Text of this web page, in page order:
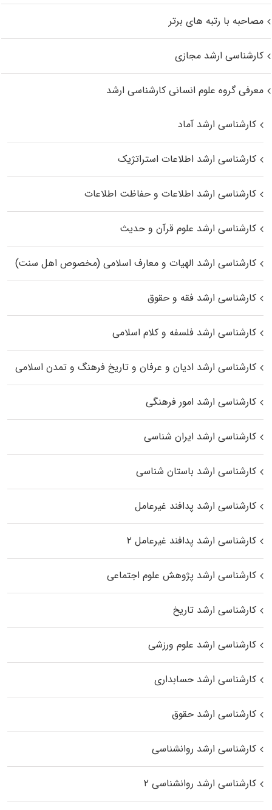
مصاحبه با رتبه های برتر
کارشناسی ارشد مجازی
معرفی گروه علوم انسانی کارشناسی ارشد
کارشناسی ارشد آماد
کارشناسی ارشد اطلاعات استراتژیک
کارشناسی ارشد اطلاعات و حفاظت اطلاعات
کارشناسی ارشد علوم قرآن و حدیث
کارشناسی ارشد الهیات و معارف اسلامی (مخصوص اهل سنت)
کارشناسی ارشد فقه و حقوق
کارشناسی ارشد فلسفه و کلام اسلامی
کارشناسی ارشد ادیان و عرفان و تاریخ فرهنگ و تمدن اسلامی
کارشناسی ارشد امور فرهنگی
کارشناسی ارشد ایران شناسی
کارشناسی ارشد باستان شناسی
کارشناسی ارشد پدافند غیرعامل
کارشناسی ارشد پدافند غیرعامل ۲
کارشناسی ارشد پژوهش علوم اجتماعی
کارشناسی ارشد تاریخ
کارشناسی ارشد علوم ورزشی
کارشناسی ارشد حسابداری
کارشناسی ارشد حقوق
کارشناسی ارشد روانشناسی
کارشناسی ارشد روانشناسی ۲